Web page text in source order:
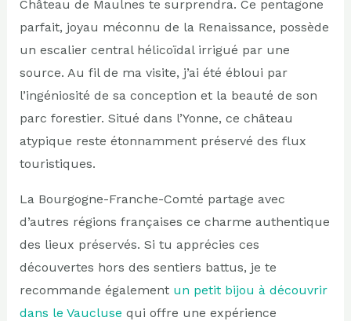
Château de Maulnes te surprendra. Ce pentagone
parfait, joyau méconnu de la Renaissance, possède
un escalier central hélicoïdal irrigué par une
source. Au fil de ma visite, j’ai été ébloui par
l’ingéniosité de sa conception et la beauté de son
parc forestier. Situé dans l’Yonne, ce château
atypique reste étonnamment préservé des flux
touristiques.
La Bourgogne-Franche-Comté partage avec
d’autres régions françaises ce charme authentique
des lieux préservés. Si tu apprécies ces
découvertes hors des sentiers battus, je te
recommande également un petit bijou à découvrir
dans le Vaucluse qui offre une expérience